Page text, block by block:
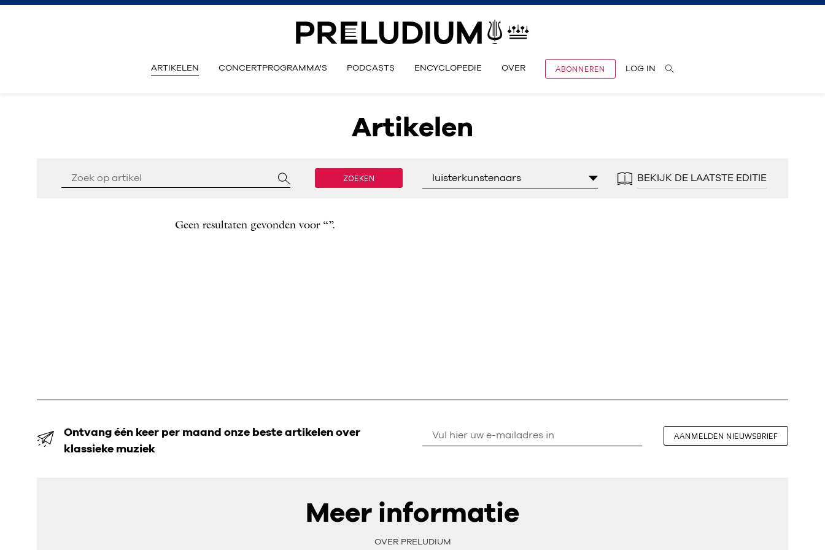
ARTIKELEN CONCERTPROGRAMMA'S PODCASTS ENCYCLOPEDIE OVER ABONNEREN LOG IN
Artikelen
ZOEKEN luisterkunstenaars BEKIJK DE LAATSTE EDITIE
Geen resultaten gevonden voor “”.
Ontvang één keer per maand onze beste artikelen over
klassieke muziek
AANMELDEN NIEUWSBRIEF
Meer informatie
OVER PRELUDIUM